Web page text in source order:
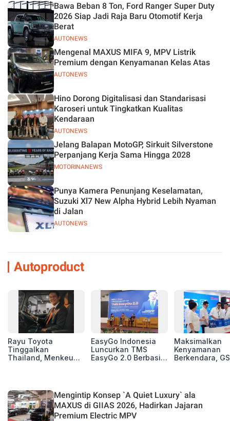
AUTONEWS
Bawa Beban 8 Ton, Ford Ranger Super Duty
2026 Siap Jadi Raja Baru Otomotif Kerja
Berat
AUTONEWS
Mengenal MAXUS MIFA 9, MPV Listrik
Premium dengan Kenyamanan Kelas Atas
AUTONEWS
Hino Dorong Digitalisasi dan Standarisasi
Karoseri untuk Tingkatkan Kualitas
Kendaraan
MOTORINANEWS
Jelang Balapan MotoGP, Sirkuit Silverstone
Perpanjang Kerja Sama Hingga 2028
AUTONEWS
Punya Kamera Penunjang Keselamatan,
Suzuki Xl7 New Alpha Hybrid Lebih Nyaman
di Jalan
Autoproduct
Rayu Toyota
Tinggalkan
Thailand, Menkeu
Basis Produksi
ASEAN
EasyGo Indonesia
Luncurkan TMS
EasyGo 2.0 Berbasis
Maksimalkan
Kenyamanan
Berkendara,
2026
Mengintip Konsep `A Quiet Luxury` ala
MAXUS di GIIAS 2026, Hadirkan Jajaran
Premium Electric MPV